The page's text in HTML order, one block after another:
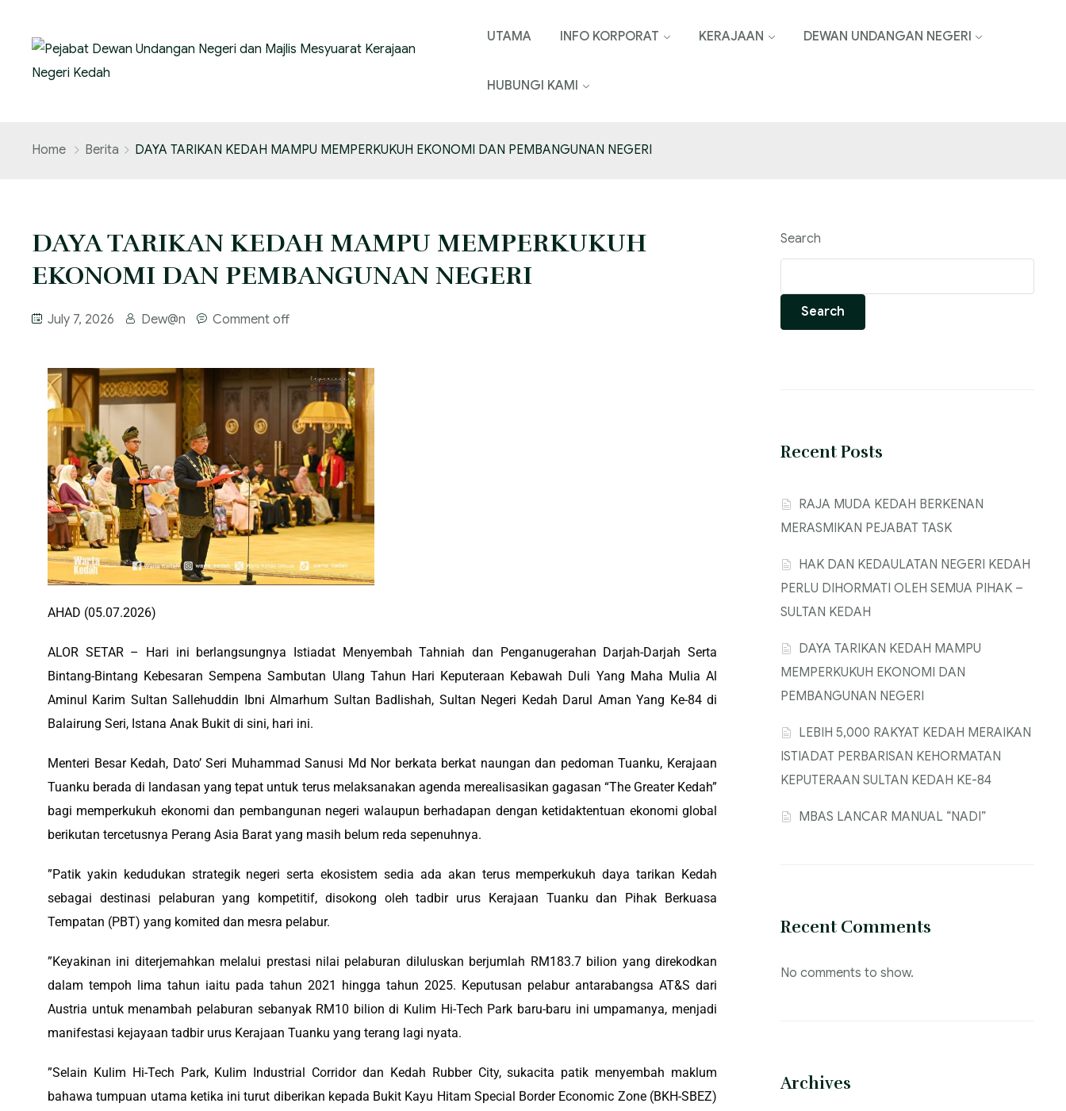
UTAMA INFO KORPORAT KERAJAAN DEWAN UNDANGAN NEGERI
HUBUNGI KAMI
Home Berita ‎DAYA TARIKAN KEDAH MAMPU MEMPERKUKUH EKONOMI DAN PEMBANGUNAN NEGERI
‎DAYA TARIKAN KEDAH MAMPU MEMPERKUKUH
EKONOMI DAN PEMBANGUNAN NEGERI
July 7, 2026 Dew@n Comment off
‎AHAD (05.07.2026)
‎ALOR SETAR – Hari ini berlangsungnya Istiadat Menyembah Tahniah dan Penganugerahan Darjah-Darjah Serta
Bintang-Bintang Kebesaran Sempena Sambutan Ulang Tahun Hari Keputeraan Kebawah Duli Yang Maha Mulia Al
Aminul Karim Sultan Sallehuddin Ibni Almarhum Sultan Badlishah, Sultan Negeri Kedah Darul Aman Yang Ke-84 di
Balairung Seri, Istana Anak Bukit di sini, hari ini.
‎Menteri Besar Kedah, Dato’ Seri Muhammad Sanusi Md Nor berkata berkat naungan dan pedoman Tuanku, Kerajaan
Tuanku berada di landasan yang tepat untuk terus melaksanakan agenda merealisasikan gagasan “The Greater Kedah”
bagi memperkukuh ekonomi dan pembangunan negeri walaupun berhadapan dengan ketidaktentuan ekonomi global
berikutan tercetusnya Perang Asia Barat yang masih belum reda sepenuhnya.
‎”Patik yakin kedudukan strategik negeri serta ekosistem sedia ada akan terus memperkukuh daya tarikan Kedah
sebagai destinasi pelaburan yang kompetitif, disokong oleh tadbir urus Kerajaan Tuanku dan Pihak Berkuasa
Tempatan (PBT) yang komited dan mesra pelabur.
‎”Keyakinan ini diterjemahkan melalui prestasi nilai pelaburan diluluskan berjumlah RM183.7 bilion yang direkodkan
dalam tempoh lima tahun iaitu pada tahun 2021 hingga tahun 2025. Keputusan pelabur antarabangsa AT&S dari
Austria untuk menambah pelaburan sebanyak RM10 bilion di Kulim Hi-Tech Park baru-baru ini umpamanya, menjadi
manifestasi kejayaan tadbir urus Kerajaan Tuanku yang terang lagi nyata.
‎”Selain Kulim Hi-Tech Park, Kulim Industrial Corridor dan Kedah Rubber City, sukacita patik menyembah maklum
bahawa tumpuan utama ketika ini turut diberikan kepada Bukit Kayu Hitam Special Border Economic Zone (BKH-SBEZ)
Search
Search
Recent Posts
‎RAJA MUDA KEDAH BERKENAN
MERASMIKAN PEJABAT TASK
‎HAK DAN KEDAULATAN NEGERI KEDAH
PERLU DIHORMATI OLEH SEMUA PIHAK –
SULTAN KEDAH
‎DAYA TARIKAN KEDAH MAMPU
MEMPERKUKUH EKONOMI DAN
PEMBANGUNAN NEGERI
‎LEBIH 5,000 RAKYAT KEDAH MERAIKAN
ISTIADAT PERBARISAN KEHORMATAN
KEPUTERAAN SULTAN KEDAH KE-84
MBAS LANCAR MANUAL “NADI”
Recent Comments
No comments to show.
Archives